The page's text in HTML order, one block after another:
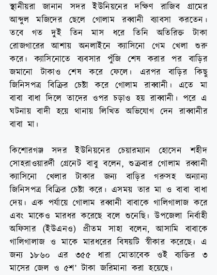
স্থানীয়রা জানান সদর ইউনিয়নের দক্ষিণ রাজিব গ্রামের
আব্দুল মজিদের ছেলে গোলাম রব্বানী ব্যাবসা করতেন।
তবে গত দুই তিন মাস ধরে তিনি অতিরিক্ত টাকা
রোজগারের আশায় অনলাইনে ক্যাসিনো গেম খেলা শুরু
করে। ক্যাসিনোতে ব্যবসার পুঁজি শেষ করার পর বাড়ির
জমানো টাকাও শেষ করে ফেলে। এরপর বাড়ির কিছু
জিনিসপত্র বিক্রির চেষ্টা করে গোলাম রাব্বানী। এতে মা
বাবা বাধা দিলে তাদের ওপর চড়াও হয় রাব্বানী। পরে এ
ঘটনায় বাদী হয়ে থানায় লিখিত অভিযোগ দেন রাব্বানীর
বাবা মা।
কিশোরগঞ্জ সদর ইউনিয়নের চেয়ারম্যান হোসেন শহীদ
সোহরাওয়ারর্দী গ্রেনেট বাবু বলেন, শুক্রবার গোলাম রব্বানী
ক্যাসিনো খেলার টাকার জন্য বাড়ির গরুসহ অন্যান্য
জিনিসপত্র বিক্রির চেষ্টা করে। এসময় তার মা ও বাবা বাধা
দেয়। এক পর্যায়ে গোলাম রব্বানী বাবাকে গালিগালাজ করে
এবং মাকেও মারধর করেছে বলে শুনেছি। উপজেলা নির্বাহী
অফিসার (ইউএনও) প্রীতম সাহা বলেন, আসামি বাবাকে
গালিগালাজ ও মাকে মারধরের বিষয়টি স্বীকার করেছে। এ
জন্য ১৮৬০ এর ৩৫৫ ধারা মোতাবেক ওই ব্যক্তির ৩
মাসের জেল ও ৫শ’ টাকা জরিমানা করা হয়েছে।